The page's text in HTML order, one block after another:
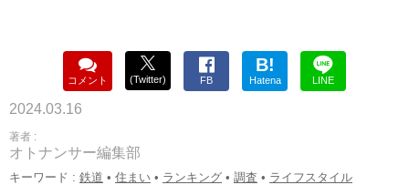
コメント (Twitter) FB
B!
Hatena LINE
2024.03.16
著者 :
オトナンサー編集部
キーワード : 鉄道 • 住まい • ランキング • 調査 • ライフスタイル